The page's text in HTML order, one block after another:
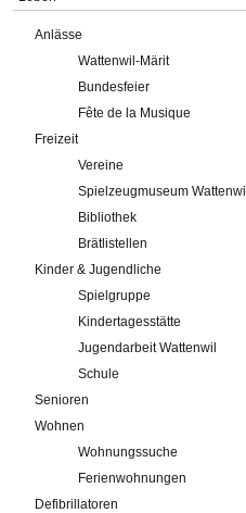
Anlässe
Wattenwil-Märit
Bundesfeier
Fête de la Musique
Freizeit
Vereine
Spielzeugmuseum Wattenwil
Bibliothek
Brätlistellen
Kinder & Jugendliche
Spielgruppe
Kindertagesstätte
Jugendarbeit Wattenwil
Schule
Senioren
Wohnen
Wohnungssuche
Ferienwohnungen
Defibrillatoren